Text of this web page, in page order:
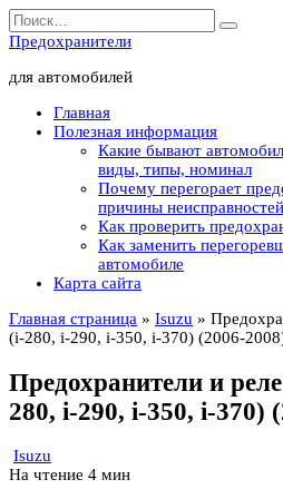
Перейти
к
содержанию
Search
for:
Предохранители
для автомобилей
Главная
Полезная информация
Какие бывают
виды, типы, номинал
Почему перегорает
причины неисправностей
Как проверить
Как заменить
автомобиле
Карта сайта
Главная страница » Isuzu »
(i-280, i-290, i-350, i-370) (2006-
Предохранители и
280, i-290, i-350, i-370)
Isuzu
На чтение 4 мин